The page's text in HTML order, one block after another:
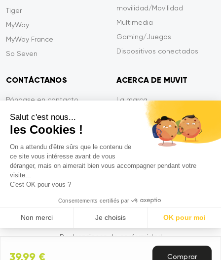
Salut c'est nous...
les Cookies !
On a attendu d'être sûrs que le contenu de
ce site vous intéresse avant de vous
déranger, mais on aimerait bien vous accompagner pendant votre
visite...
C'est OK pour vous ?
Consentements certifiés par
Non merci Je choisis OK pour moi
Plataforma de Gestión de Consentimiento: Personaliza tus
Nuestra plataforma te permite personalizar y gestionar tus
39,99 € Comprar
Tiger
MyWay
MyWay France
So Seven
movilidad/Movilidad
Multimedia
Gaming/Juegos
Dispositivos conectados
CONTÁCTANOS
Póngase en contacto
Pago seguro
Eficiencia en el servicio
Garantía Tiger
PREGUNTAS FRECUENTES
ACERCA DE MUVIT
La marca
Sala de prensa
Privacidad
Contáctanos
© 2026 Muvit. Todos los derechos reservados
Mentions légales
Declaraciones de conformidad